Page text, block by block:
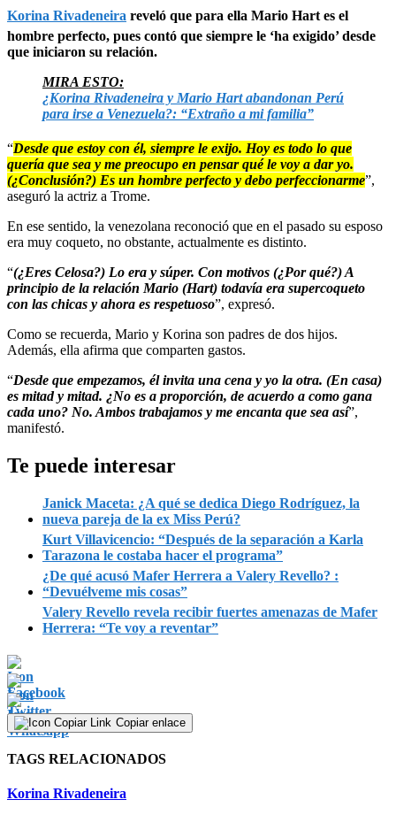
Korina Rivadeneira reveló que para ella Mario Hart es el
hombre perfecto, pues contó que siempre le ‘ha exigido’ desde
que iniciaron su relación.
MIRA ESTO:
¿Korina Rivadeneira y Mario Hart abandonan Perú
para irse a Venezuela?: “Extraño a mi familia”
“Desde que estoy con él, siempre le exijo. Hoy es todo lo que
quería que sea y me preocupo en pensar qué le voy a dar yo.
(¿Conclusión?) Es un hombre perfecto y debo perfeccionarme”,
aseguró la actriz a Trome.
En ese sentido, la venezolana reconoció que en el pasado su esposo
era muy coqueto, no obstante, actualmente es distinto.
“(¿Eres Celosa?) Lo era y súper. Con motivos (¿Por qué?) A
principio de la relación Mario (Hart) todavía era supercoqueto
con las chicas y ahora es respetuoso”, expresó.
Como se recuerda, Mario y Korina son padres de dos hijos.
Además, ella afirma que comparten gastos.
“Desde que empezamos, él invita una cena y yo la otra. (En casa)
es mitad y mitad. ¿No es a proporción, de acuerdo a como gana
cada uno? No. Ambos trabajamos y me encanta que sea así”,
manifestó.
Te puede interesar
Janick Maceta: ¿A qué se dedica Diego Rodríguez, la
nueva pareja de la ex Miss Perú?
Kurt Villavicencio: “Después de la separación a Karla
Tarazona le costaba hacer el programa”
¿De qué acusó Mafer Herrera a Valery Revello? :
“Devuélveme mis cosas”
Valery Revello revela recibir fuertes amenazas de Mafer
Herrera: “Te voy a reventar”
Copiar enlace
TAGS RELACIONADOS
Korina Rivadeneira